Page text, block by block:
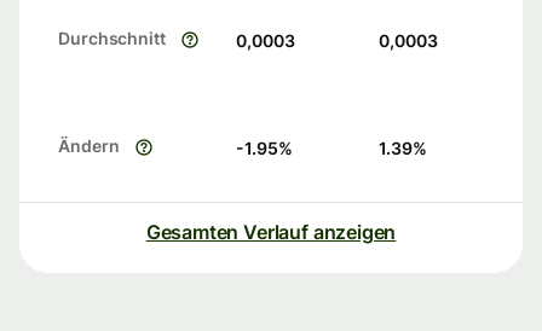
Durchschnitt 0,0003 0,0003
Ändern -1.95% 1.39%
Gesamten Verlauf anzeigen